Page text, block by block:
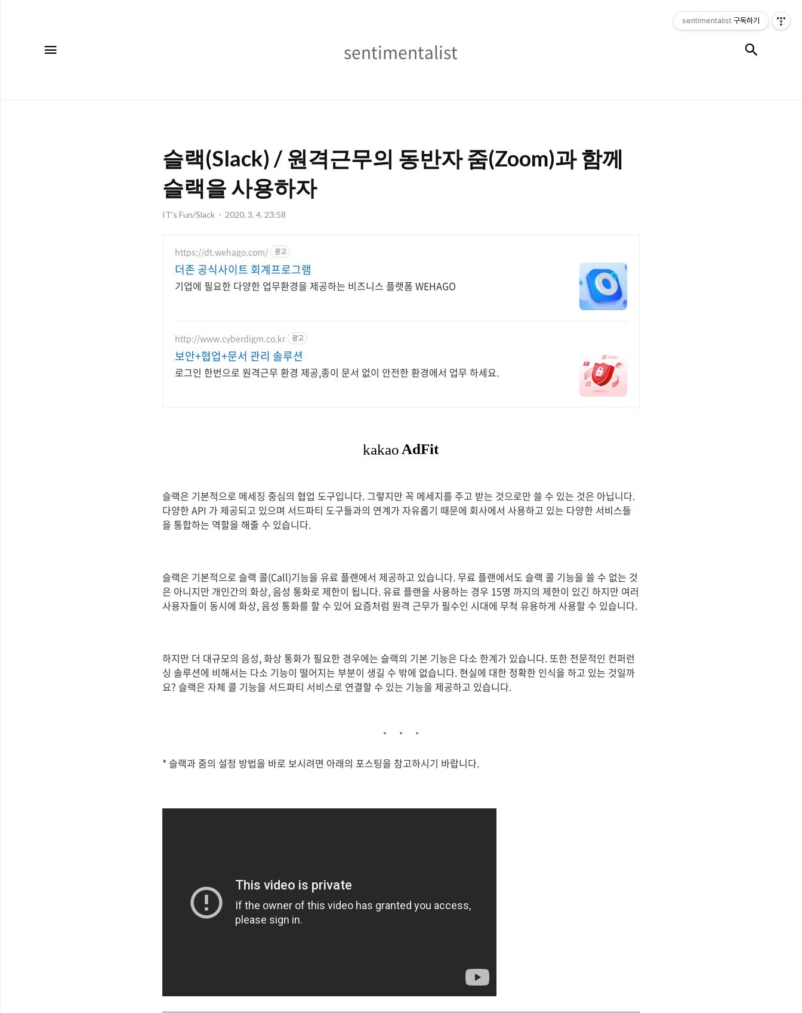
sentimentalist
슬랙(Slack) / 원격근무의 동반자 줌(Zoom)과 함께
슬랙을 사용하자
IT's Fun/Slack 2020. 3. 4. 23:58
https://dt.wehago.com/ 광고
더존 공식사이트 회계프로그램
기업에 필요한 다양한 업무환경을 제공하는 비즈니스 플랫폼 WEHAGO
http://www.cyberdigm.co.kr 광고
보안+협업+문서 관리 솔루션
로그인 한번으로 원격근무 환경 제공,종이 문서 없이 안전한 환경에서 업무 하세요.
슬랙은 기본적으로 메세징 중심의 협업 도구입니다. 그렇지만 꼭 메세지를 주고 받는 것으로만 쓸 수 있는 것은 아닙니다.
다양한 API 가 제공되고 있으며 서드파티 도구들과의 연계가 자유롭기 때문에 회사에서 사용하고 있는 다양한 서비스들
을 통합하는 역할을 해줄 수 있습니다.
슬랙은 기본적으로 슬랙 콜(Call)기능을 유료 플랜에서 제공하고 있습니다. 무료 플랜에서도 슬랙 콜 기능을 쓸 수 없는 것
은 아니지만 개인간의 화상, 음성 통화로 제한이 됩니다. 유료 플랜을 사용하는 경우 15명 까지의 제한이 있긴 하지만 여러
사용자들이 동시에 화상, 음성 통화를 할 수 있어 요즘처럼 원격 근무가 필수인 시대에 무척 유용하게 사용할 수 있습니다.
하지만 더 대규모의 음성, 화상 통화가 필요한 경우에는 슬랙의 기본 기능은 다소 한계가 있습니다. 또한 전문적인 컨퍼런
싱 솔루션에 비해서는 다소 기능이 떨어지는 부분이 생길 수 밖에 없습니다. 현실에 대한 정확한 인식을 하고 있는 것일까
요? 슬랙은 자체 콜 기능을 서드파티 서비스로 연결할 수 있는 기능을 제공하고 있습니다.
* 슬랙과 줌의 설정 방법을 바로 보시려면 아래의 포스팅을 참고하시기 바랍니다.
sentimentalist 구독하기